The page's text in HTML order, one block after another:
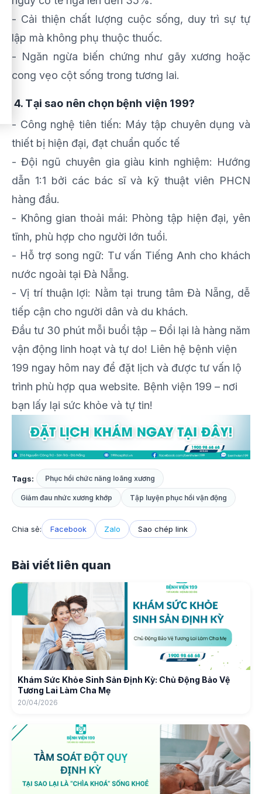
- Cải thiện chất lượng cuộc sống, duy trì sự tự
lập mà không phụ thuộc thuốc.
- Ngăn ngừa biến chứng như gãy xương hoặc
cong vẹo cột sống trong tương lai.
4. Tại sao nên chọn bệnh viện 199?
- Công nghệ tiên tiến: Máy tập chuyên dụng và
thiết bị hiện đại, đạt chuẩn quốc tế
- Đội ngũ chuyên gia giàu kinh nghiệm: Hướng
dẫn 1:1 bởi các bác sĩ và kỹ thuật viên PHCN
hàng đầu.
- Không gian thoải mái: Phòng tập hiện đại, yên
tĩnh, phù hợp cho người lớn tuổi.
- Hỗ trợ song ngữ: Tư vấn Tiếng Anh cho khách
nước ngoài tại Đà Nẵng.
- Vị trí thuận lợi: Nằm tại trung tâm Đà Nẵng, dễ
tiếp cận cho người dân và du khách.
Đầu tư 30 phút mỗi buổi tập – Đổi lại là hàng năm
vận động linh hoạt và tự do! Liên hệ bệnh viện
199 ngay hôm nay để đặt lịch và được tư vấn lộ
trình phù hợp qua website. Bệnh viện 199 – nơi
bạn lấy lại sức khỏe và tự tin!
Tags: Phục hồi chức năng loãng xương
Giảm đau nhức xương khớp Tập luyện phục hồi vận động
Chia sẻ: Facebook Zalo Sao chép link
Bài viết liên quan
Khám Sức Khỏe Sinh Sản Định Kỳ: Chủ Động Bảo Vệ
Tương Lai Làm Cha Mẹ
20/04/2026